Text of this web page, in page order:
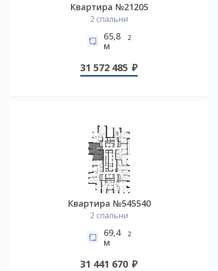
Квартира №21205
2 спальни
65,8
м
2
31 572 485
Квартира №545540
2 спальни
69,4
м
2
31 441 670